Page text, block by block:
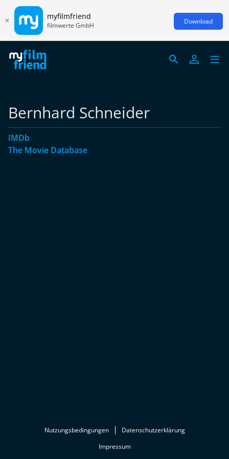
myfilmfriend
filmwerte GmbH Download
Bernhard Schneider
IMDb
The Movie Database
Nutzungsbedingungen
Datenschutzerklärung
Impressum